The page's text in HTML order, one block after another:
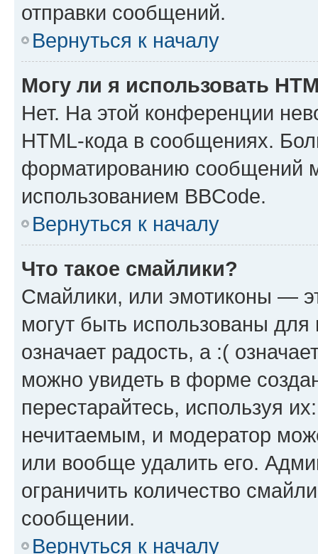
отправки сообщений.
Вернуться к началу
Могу ли я использовать
Нет. На этой конференции
HTML-кода в сообщениях.
форматированию сообщений
использованием BBCode.
Вернуться к началу
Что такое смайлики?
Смайлики, или эмотиконы —
могут быть использованы
означает радость, а :(
можно увидеть в форме
перестарайтесь, используя
нечитаемым, и модератор
или вообще удалить его.
ограничить количество
сообщении.
Вернуться к началу